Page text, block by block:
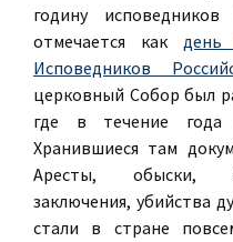
годину
отмечается как день
Исповедников
церковный Собор был
где в течение года
Хранившиеся там
Аресты, обыски,
заключения, убийства
стали в стране